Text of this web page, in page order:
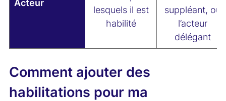
Acteur
lesquels il est
habilité
suppléant, ou
l’acteur
délégant
Comment ajouter des
habilitations pour ma